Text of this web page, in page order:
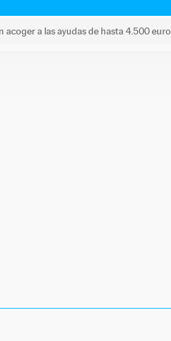
a las ayudas de hasta 4.500 euro